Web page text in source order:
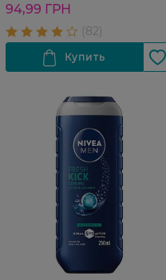
94,99 ГРН